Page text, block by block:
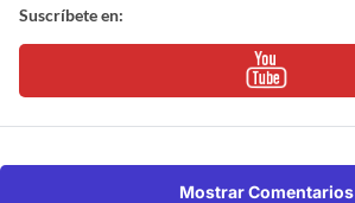
Suscríbete en:
Mostrar Comentarios